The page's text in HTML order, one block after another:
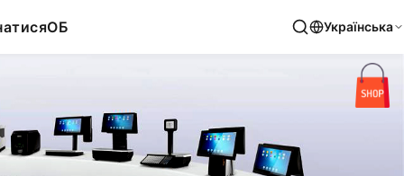
ОБ Українська